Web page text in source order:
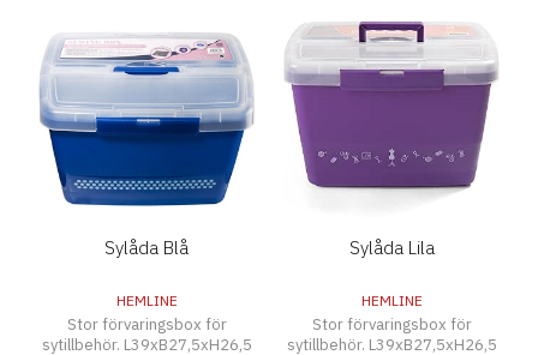
Sylåda Blå
HEMLINE
Stor förvaringsbox för
sytillbehör. L39xB27,5xH26,5
Sylåda Lila
HEMLINE
Stor förvaringsbox för
sytillbehör. L39xB27,5xH26,5